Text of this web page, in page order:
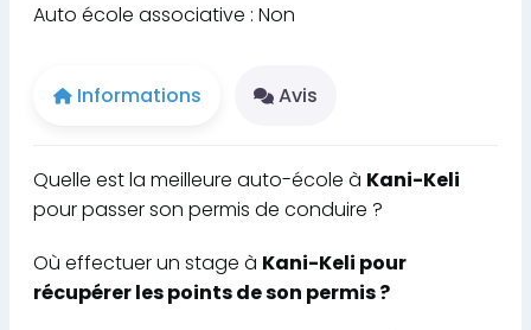
Auto école associative : Non
Informations Avis
Quelle est la meilleure auto-école à Kani-Keli
pour passer son permis de conduire ?
Où effectuer un stage à Kani-Keli pour
récupérer les points de son permis ?